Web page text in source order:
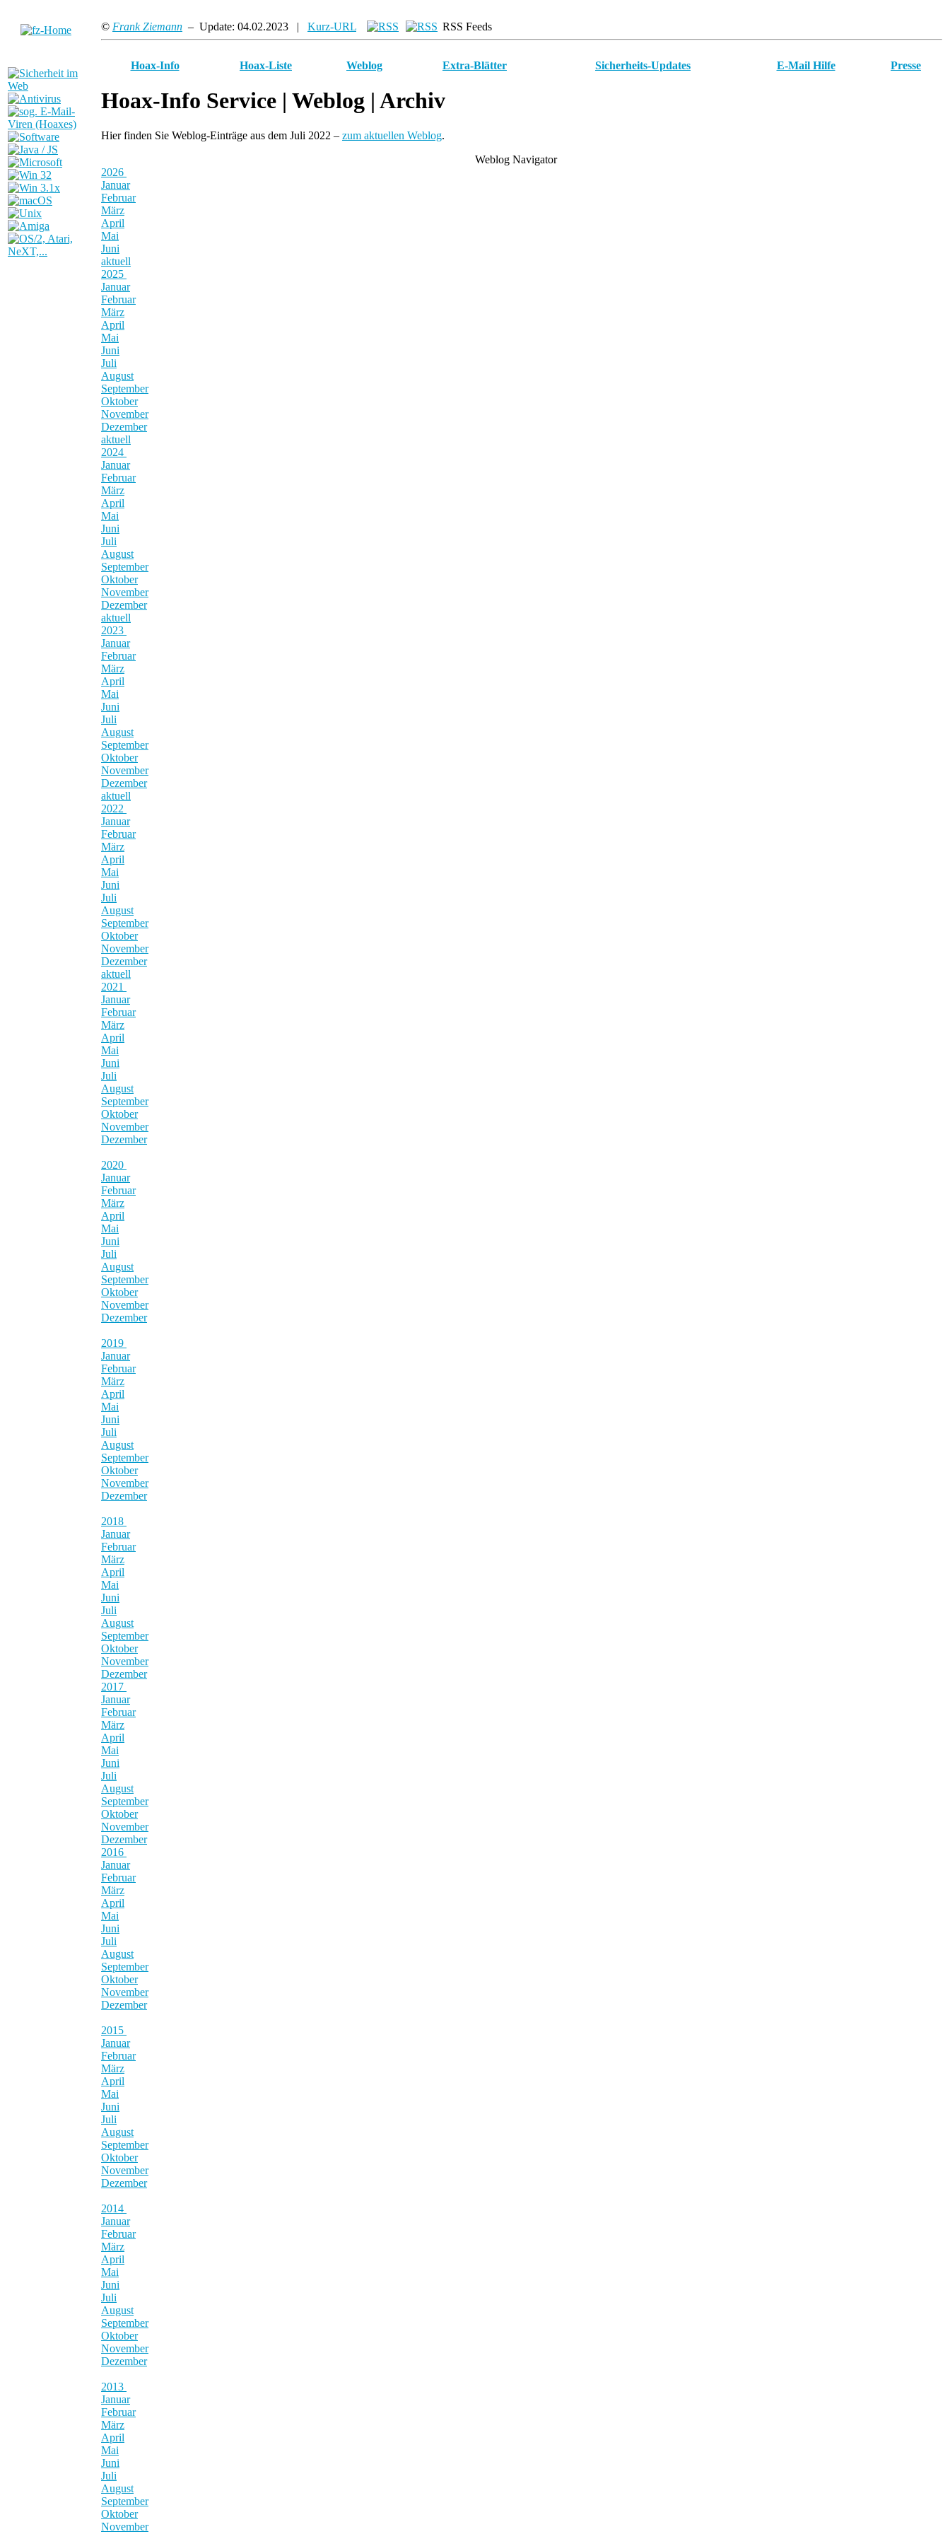
© Frank Ziemann – Update: 04.02.2023 | Kurz-URL RSS Feeds
Hoax-Info Hoax-Liste Weblog Extra-Blätter Sicherheits-Updates E-Mail Hilfe Presse
Hoax-Info Service | Weblog | Archiv
Hier finden Sie Weblog-Einträge aus dem Juli 2022 – zum aktuellen Weblog.
Weblog Navigator
2026
Januar
Februar
März
April
Mai
Juni
aktuell
2025
Januar
Februar
März
April
Mai
Juni
Juli
August
September
Oktober
November
Dezember
aktuell
2024
Januar
Februar
März
April
Mai
Juni
Juli
August
September
Oktober
November
Dezember
aktuell
2023
Januar
Februar
März
April
Mai
Juni
Juli
August
September
Oktober
November
Dezember
aktuell
2022
Januar
Februar
März
April
Mai
Juni
Juli
August
September
Oktober
November
Dezember
aktuell
2021
Januar
Februar
März
April
Mai
Juni
Juli
August
September
Oktober
November
Dezember
2020
Januar
Februar
März
April
Mai
Juni
Juli
August
September
Oktober
November
Dezember
2019
Januar
Februar
März
April
Mai
Juni
Juli
August
September
Oktober
November
Dezember
2018
Januar
Februar
März
April
Mai
Juni
Juli
August
September
Oktober
November
Dezember
2017
Januar
Februar
März
April
Mai
Juni
Juli
August
September
Oktober
November
Dezember
2016
Januar
Februar
März
April
Mai
Juni
Juli
August
September
Oktober
November
Dezember
2015
Januar
Februar
März
April
Mai
Juni
Juli
August
September
Oktober
November
Dezember
2014
Januar
Februar
März
April
Mai
Juni
Juli
August
September
Oktober
November
Dezember
2013
Januar
Februar
März
April
Mai
Juni
Juli
August
September
Oktober
November